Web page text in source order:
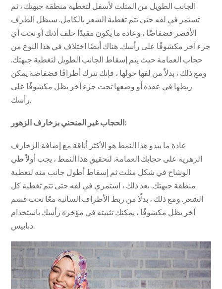
الجانب الطويل من المثلث لأسفل لتغطية منطقة جبهتك ، ثم
تستمر في لفه حتى تتم تغطية الشعر بالكامل. سيظل الطرف
الأقصر فضفاضًا ، وعادة ما يكون مقيدًا خلف أذنك أو تحت أي
جزء آخر مكشوفًا على رأسك. هناك أيضًا اختلاف في هذا النوع من
حجاب العمامة حيث يتم إسقاط الجانب الطويل لتغطية جبهتك.
ومع ذلك ، بدلاً من لفها حولها ، فإنك تترك أطرافًا فضفاضة يمكن
ربطها في عقدة أو وضعها تحت جزء آخر يظل مكشوفًا على
رأسك.
الحجاب غير المنحني بزخارف الزهور:
عادة ما يبدو هذا النمط هو الأكثر أناقة مع إضافة الزخارف
الزهرية على حجابك العمامة. لتحقيق هذا النمط ، يجب أولاً طي
الوشاح في شكل مثلث ثم إسقاط أطول جانب منه لتغطية
منطقة جبهتك. بعد ذلك ، استمري في لفه حتى تتم تغطية كل
الشعر. ومع ذلك ، بدلًا من ربط الأطراف السائبة معًا تحت قسم
آخر يظل مكشوفًا ، يمكنك تثبيته في مؤخرة رأسك باستخدام
دبابيس.